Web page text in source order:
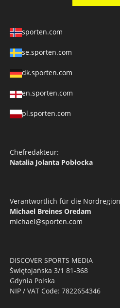
sporten.com
se.sporten.com
dk.sporten.com
en.sporten.com
pl.sporten.com
Chefredakteur:
Natalia Jolanta Pobłocka
Verantwortlich für die
Michael Breines Oredam
michael@sporten.com
DISCOVER SPORTS MEDIA
Świętojańska 3/1 81-368
Gdynia Polska
NIP / VAT Code: 7822654346